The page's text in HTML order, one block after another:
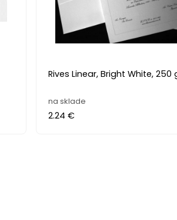
Rives Linear, Bright White,
na sklade
2.24 €